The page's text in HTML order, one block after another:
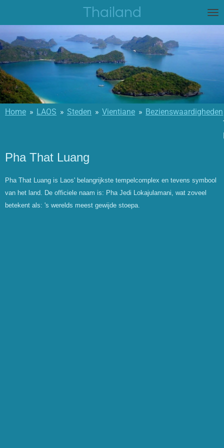
naar
de
hoofdinhoud
Thailand
Home » LAOS » Steden » Vientiane » Bezienswaardigheden
Pha That Luang
Pha That Luang is Laos' belangrijkste tempelcomplex en tevens symbool
van het land. De officiele naam is: Pha Jedi Lokajulamani, wat zoveel
betekent als: 's werelds meest gewijde stoepa.